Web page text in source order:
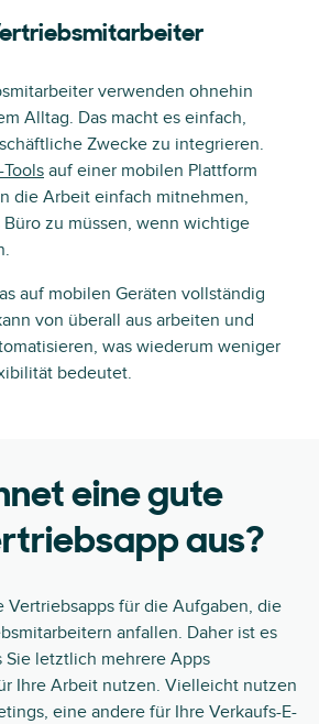
verwenden ohnehin
Alltag. Das macht es einfach,
Zwecke zu integrieren.
auf einer mobilen Plattform
die Arbeit einfach mitnehmen,
zu müssen, wenn wichtige
auf mobilen Geräten vollständig
von überall aus arbeiten und
was wiederum weniger
bedeutet.
eine gute
aus?
Vertriebsapps für die Aufgaben, die
anfallen. Daher ist es
Sie letztlich mehrere Apps
Ihre Arbeit nutzen. Vielleicht nutzen
eine andere für Ihre Verkaufs-E-